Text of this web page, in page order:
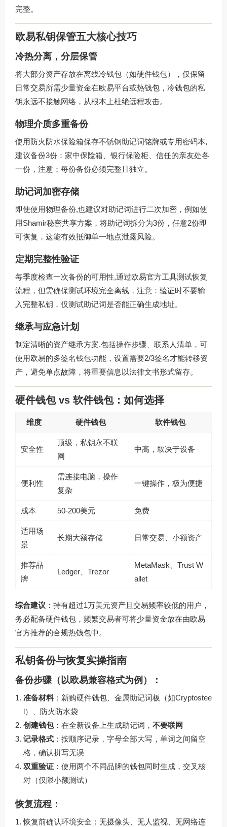
完整。
欧易私钥保管五大核心技巧
冷热分离，分层保管
将大部分资产存放在离线冷钱包（如硬件钱包），仅保留
日常交易所需少量资金在欧易平台或热钱包，冷钱包的私
钥永远不接触网络，从根本上杜绝远程攻击。
物理介质多重备份
使用防火防水保险箱保存不锈钢助记词铭牌或专用密码本,
建议备份3份：家中保险箱、银行保险柜、信任的亲友处各
一份，注意：每份备份必须完整且独立。
助记词加密存储
即使使用物理备份,也建议对助记词进行二次加密，例如使
用Shamir秘密共享方案，将助记词拆分为3份，任意2份即
可恢复，这能有效抵御单一地点泄露风险。
定期完整性验证
每季度检查一次备份的可用性,通过欧易官方工具测试恢复
流程，但需确保测试环境完全离线，注意：验证时不要输
入完整私钥，仅测试助记词是否能正确生成地址。
继承与应急计划
制定清晰的资产继承方案,包括操作步骤、联系人清单，可
使用欧易的多签名钱包功能，设置需要2/3签名才能转移资
产，避免单点故障，将重要信息以法律文书形式留存。
硬件钱包 vs 软件钱包：如何选择
维度 硬件钱包 软件钱包
安全性
顶级，私钥永不联
网
中高，取决于设备
便利性
需连接电脑，操作
复杂
一键操作，极为便捷
成本 50-200美元 免费
适用场
景
长期大额存储 日常交易、小额资产
推荐品
牌
Ledger、Trezor
MetaMask、Trust W
allet
综合建议 ：持有超过1万美元资产且交易频率较低的用户，
务必配备硬件钱包，频繁交易者可将少量资金放在由欧易
官方推荐的合规热钱包中。
私钥备份与恢复实操指南
备份步骤（以欧易兼容格式为例）：
准备材料 ：新购硬件钱包、金属助记词板（如Cryptostee
l）、防火防水袋
创建钱包：在全新设备上生成助记词， 不要联网
记录格式 ：按顺序记录，字母全部大写，单词之间留空
格，确认拼写无误
双重验证 ：使用两个不同品牌的钱包同时生成，交叉核
对（仅限小额测试）
恢复流程：
恢复前确认环境安全：无摄像头、无人监视、无网络连